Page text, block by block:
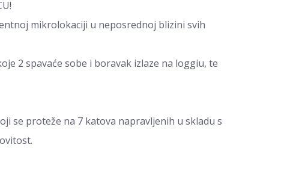
mikrolokaciji u neposrednoj blizini svih
2 spavaće sobe i boravak izlaze na loggiu, te
se proteže na 7 katova napravljenih u skladu s